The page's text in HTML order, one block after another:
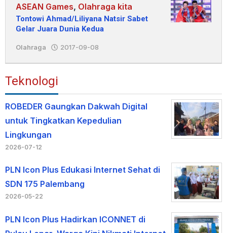
ASEAN Games, Olahraga kita
Tontowi Ahmad/Liliyana Natsir Sabet
Gelar Juara Dunia Kedua
Olahraga 2017-09-08
Teknologi
ROBEDER Gaungkan Dakwah Digital
untuk Tingkatkan Kepedulian
Lingkungan
2026-07-12
PLN Icon Plus Edukasi Internet Sehat di
SDN 175 Palembang
2026-05-22
PLN Icon Plus Hadirkan ICONNET di